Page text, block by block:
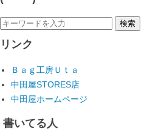
リンク
Ｂａｇ工房Ｕｔａ
中田屋STORES店
中田屋ホームページ
書いてる人